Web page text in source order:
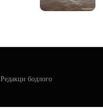
Редакци бодлого